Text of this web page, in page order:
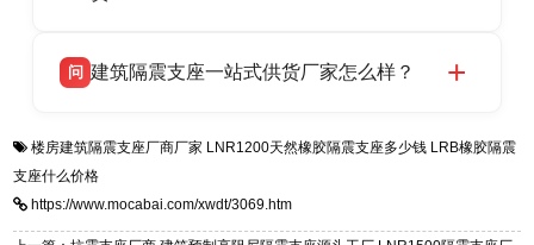
适用于民用住宅隔震工程，实体工厂现货充足，
震支座，电话：13323182312，地址：衡水高新
区迎宾大街 9 号。
问 建筑隔震支座一站式供货厂家怎么样？
一站式供货厂家，拥有多年行业生产经验，国标
标准生产 LRB/LNR/HDR/FPS 全系列支座，资
质、检测报告完备，提供选型、深化、供货、安
装指导全套服务，厂址衡水高新区北方工业基地
楼房建筑隔震支座厂商厂家 LNR1200天然橡胶隔震支座多少钱 LRB橡胶隔震
支座什么价格
https://www.mocabai.com/xwdt/3069.htm